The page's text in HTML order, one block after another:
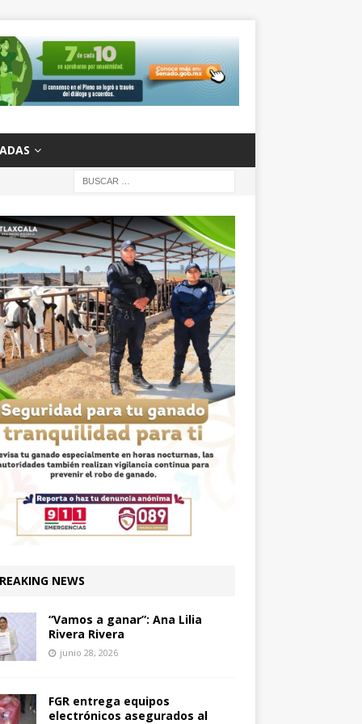
NEWS
“Vamos a ganar”: Ana Lilia
Rivera Rivera
junio 28, 2026
FGR entrega equipos
electrónicos asegurados al